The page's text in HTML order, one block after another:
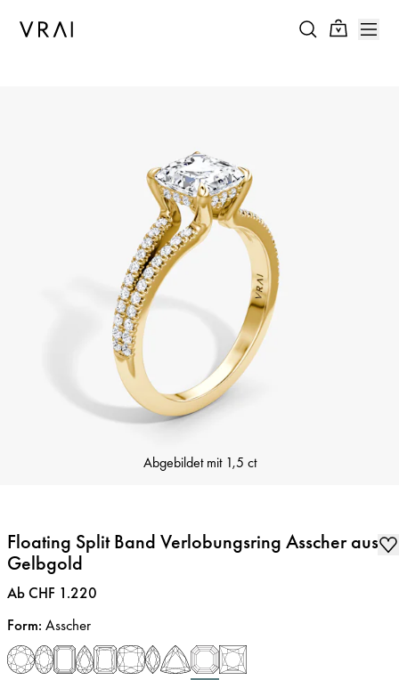
Abgebildet mit 1,5 ct
Floating Split Band Verlobungsring Asscher aus
Gelbgold
Preis:
Ab CHF 1.220
Form: Asscher